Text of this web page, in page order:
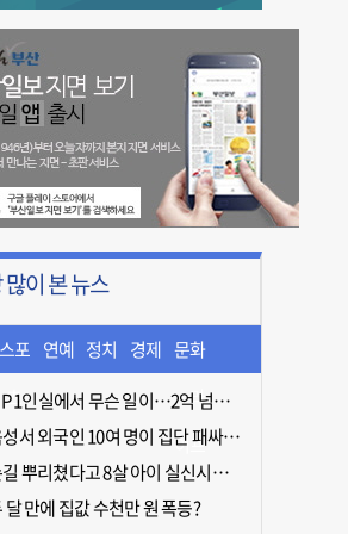
많이 본 뉴스
스포
츠
연예 정치 경제 문화
ㆍ라
이프
VIP 1인실에서 무슨 일이…2억 넘게 쓴 중독자·불법촬영한 의사
음성서 외국인 10여 명이 집단 패싸움하다 1명 사망
손길 뿌리쳤다고 8살 아이 실신시킨 50대, 집유
달 만에 집값 수천만 원 폭등?